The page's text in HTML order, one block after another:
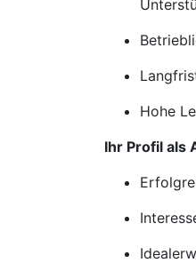
Hohe
Ihr Profil als